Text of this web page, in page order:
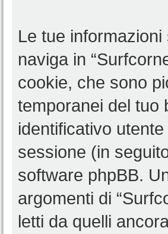
Le tue
naviga in
cookie, che sono
temporanei del tuo
identificativo
sessione (in
software phpBB.
argomenti di
letti da quelli